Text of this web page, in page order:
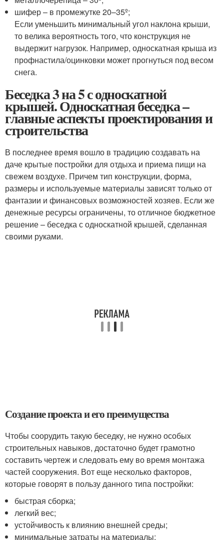
шифер – в промежутке 20–35º;
Если уменьшить минимальный угол наклона крыши,
то велика вероятность того, что конструкция не
выдержит нагрузок. Например, односкатная крыша из
профнастила/оцинковки может прогнуться под весом
снега.
Беседка 3 на 5 с односкатной
крышей. Односкатная беседка –
главные аспекты проектирования и
строительства
В последнее время вошло в традицию создавать на
даче крытые постройки для отдыха и приема пищи на
свежем воздухе. Причем тип конструкции, форма,
размеры и используемые материалы зависят только от
фантазии и финансовых возможностей хозяев. Если же
денежные ресурсы ограничены, то отличное бюджетное
решение – беседка с односкатной крышей, сделанная
своими руками.
Создание проекта и его преимущества
Чтобы соорудить такую беседку, не нужно особых
строительных навыков, достаточно будет грамотно
составить чертеж и следовать ему во время монтажа
частей сооружения. Вот еще несколько факторов,
которые говорят в пользу данного типа постройки:
быстрая сборка;
легкий вес;
устойчивость к влиянию внешней среды;
минимальные затраты на материалы;